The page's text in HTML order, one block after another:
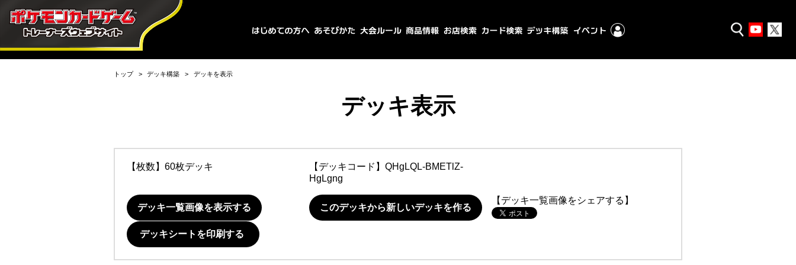
トップ デッキ構築 デッキを表示
デッキ表示
【枚数】60枚デッキ 【デッキコード】 QHgLQL-BMETlZ-
HgLgng
デッキ一覧画像を表示する このデッキから新しいデッキを作る
【デッキ一覧画像をシェアする】
デッキシートを印刷する